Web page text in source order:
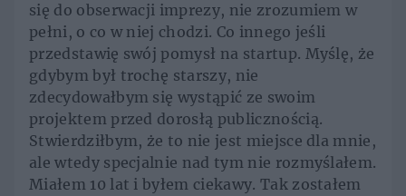
się do obserwacji imprezy, nie zrozumiem w
pełni, o co w niej chodzi. Co innego jeśli
przedstawię swój pomysł na startup. Myślę, że
gdybym był trochę starszy, nie
zdecydowałbym się wystąpić ze swoim
projektem przed dorosłą publicznością.
Stwierdziłbym, że to nie jest miejsce dla mnie,
ale wtedy specjalnie nad tym nie rozmyślałem.
Miałem 10 lat i byłem ciekawy. Tak zostałem